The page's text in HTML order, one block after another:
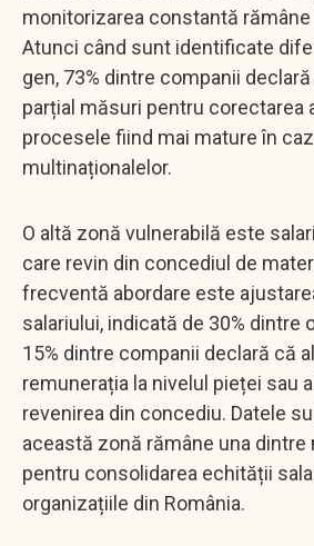
monitorizarea constantă rămâne
Atunci când sunt identificate
gen, 73% dintre companii
parțial măsuri pentru corectarea
procesele fiind mai mature în
multinaționalelor.
O altă zonă vulnerabilă este
care revin din concediul de
frecventă abordare este
salariului, indicată de 30% dintre
15% dintre companii declară că
remunerația la nivelul pieței sau
revenirea din concediu. Datele
această zonă rămâne una dintre
pentru consolidarea echității
organizațiile din România.